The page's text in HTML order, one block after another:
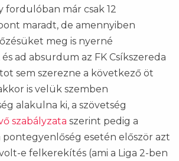
fordulóban már csak 12
maradt, de amennyiben
meg is nyerné
ad absurdum az FK Csíkszereda
sem szerezne a következő öt
is velük szemben
alakulna ki, a szövetség
szabályzata szerint pedig a
pontegyenlőség esetén először azt
e felkerekítés (ami a Liga 2-ben